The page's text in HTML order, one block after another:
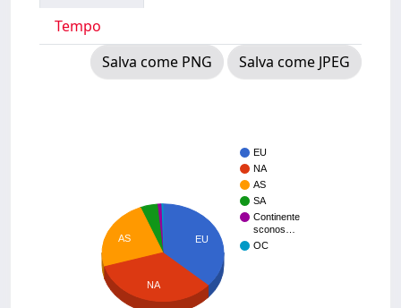
Tempo
Salva come PNG
Salva come JPEG
EU
NA
AS
SA
Continente
sconos…
OC
EU
AS
NA